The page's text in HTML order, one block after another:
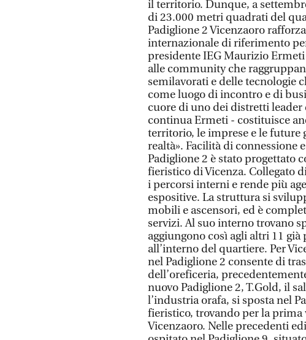
il territorio. Dunque, a
di 23.000 metri quadrati del
Padiglione 2 Vicenzaoro
internazionale di riferimento
presidente IEG Maurizio
alle community che
semilavorati e delle tecnologie
come luogo di incontro e di
cuore di uno dei distretti leader
continua Ermeti - costituisce
territorio, le imprese e le future
realtà». Facilità di connessione
Padiglione 2 è stato progettato
fieristico di Vicenza. Collegato
i percorsi interni e rende più
espositive. La struttura si
mobili e ascensori, ed è
servizi. Al suo interno trovano
aggiungono così agli altri 11
all’interno del quartiere. Per
nel Padiglione 2 consente di
dell’oreficeria,
nuovo Padiglione 2, T.Gold, il
l’industria orafa, si sposta nel
fieristico, trovando per la prima
Vicenzaoro. Nelle precedenti